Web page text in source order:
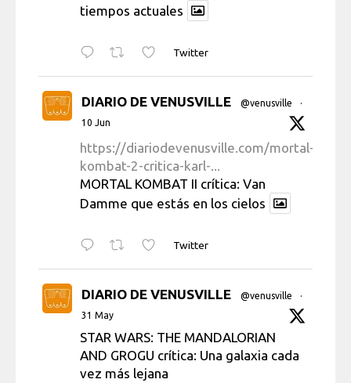
tiempos actuales
Twitter
DIARIO DE VENUSVILLE @venusville
·
10 Jun
https://diariodevenusville.com/mortal-
kombat-2-critica-karl-...
MORTAL KOMBAT II crítica: Van
Damme que estás en los cielos
Twitter
DIARIO DE VENUSVILLE @venusville
·
31 May
STAR WARS: THE MANDALORIAN
AND GROGU crítica: Una galaxia cada
vez más lejana